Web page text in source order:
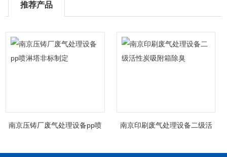
推荐产品
南京压铸厂废气处理设备pp喷
南京印刷废气处理设备二级活